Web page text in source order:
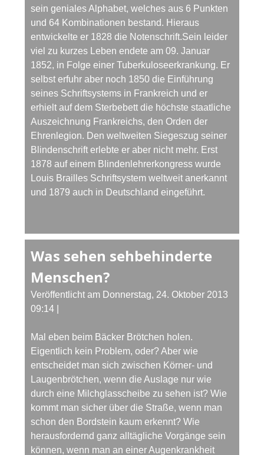
sein geniales Alphabet, welches aus 6 Punkten
und 64 Kombinationen bestand. Hieraus
entwickelte er 1828 die Notenschrift.Sein leider
viel zu kurzes Leben endete am 09. Januar
1852, in Folge einer Tuberkuloseerkrankung. Er
selbst erfuhr aber noch 1850 die Einführung
seines Schriftsystems in Frankreich und er
erhielt auf dem Sterbebett die höchste staatliche
Auszeichnung Frankreichs, den Orden der
Ehrenlegion. Den weltweiten Siegeszug seiner
Blindenschrift erlebte er aber nicht mehr. Erst
1878 auf einem Blindenlehrerkongress wurde
Louis Brailles Schriftsystem weltweit anerkannt
und 1879 auch in Deutschland eingeführt.
Was sehen sehbehinderte
Menschen?
Veröffentlicht am Donnerstag, 24. Oktober 2013
09:14
Mal eben beim Bäcker Brötchen holen.
Eigentlich kein Problem, oder? Aber wie
entscheidet man sich zwischen Körner- und
Laugenbrötchen, wenn die Auslage nur wie
durch eine Milchglasscheibe zu sehen ist? Wie
kommt man sicher über die Straße, wenn man
schon den Bordstein kaum erkennt? Wie
herausfordernd ganz alltägliche Vorgänge sein
können, wenn man an einer Augenkrankheit